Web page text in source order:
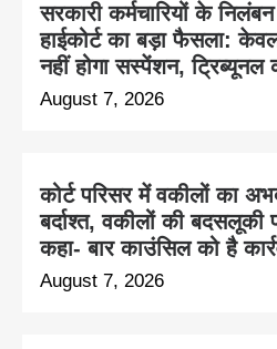
सरकारी कर्मचारियों के
हाईकोर्ट का बड़ा फैसला:
नहीं होगा सस्पेंशन,
August 7, 2026
कोर्ट परिसर में वकीलों का
बर्दाश्त, वकीलों की बदसलूकी
कहा- बार काउंसिल को है
August 7, 2026